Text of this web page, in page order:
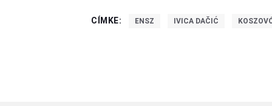
CÍMKE: ENSZ IVICA DAČIĆ